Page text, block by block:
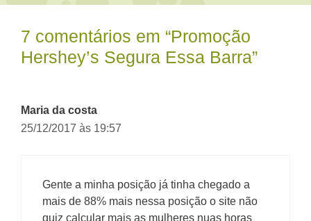
7 comentários em “Promoção
Hershey’s Segura Essa Barra”
Maria da costa
25/12/2017 às 19:57
Gente a minha posição já tinha chegado a
mais de 88% mais nessa posição o site não
quiz calcular mais as mulheres nuas horas